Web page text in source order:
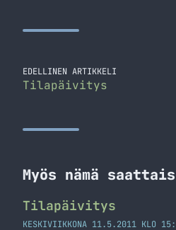
EDELLINEN ARTIKKELI
Tilapäivitys
Myös nämä
Tilapäivitys
KESKIVIIKKONA 11.5.2011 KLO